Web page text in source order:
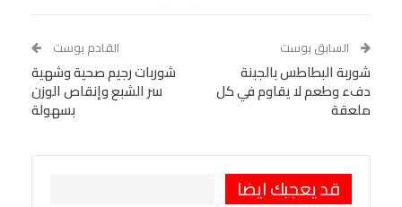
Tumblr
البريد الإلكتروني
StumbleUpon
VK
Digg
LINE
BlackBerry
Viber
السابق بوست
شوربة البطاطس بالجبنة
دفء وطعم لا يقاوم في كل
ملعقة
القادم بوست
شوربات رجيم صحية وشهية
سر الشبع وإنقاص الوزن
بسهولة
قد يعجبك ايضا